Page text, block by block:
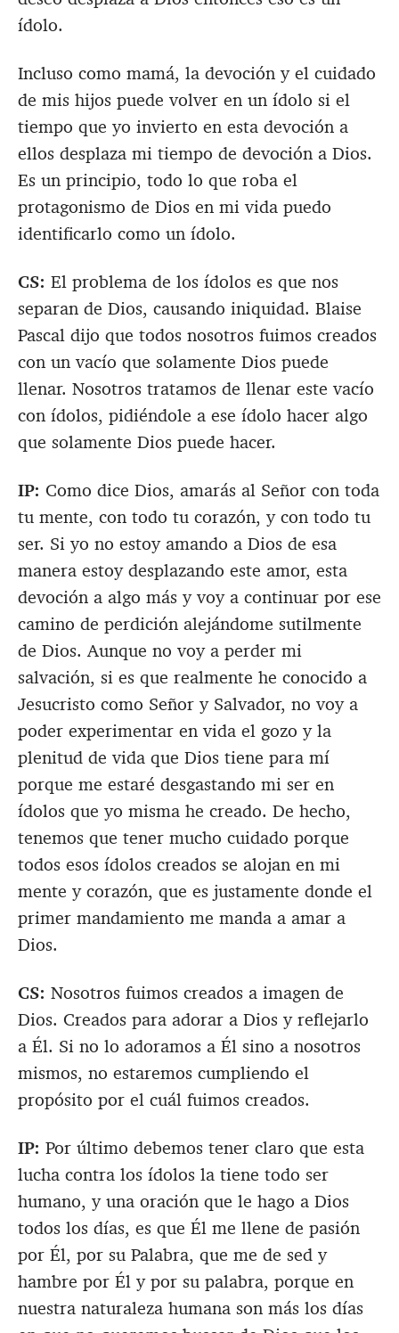
ídolo.
Incluso como mamá, la devoción y el cuidado
de mis hijos puede volver en un ídolo si el
tiempo que yo invierto en esta devoción a
ellos desplaza mi tiempo de devoción a Dios.
Es un principio, todo lo que roba el
protagonismo de Dios en mi vida puedo
identificarlo como un ídolo.
CS: El problema de los ídolos es que nos
separan de Dios, causando iniquidad. Blaise
Pascal dijo que todos nosotros fuimos creados
con un vacío que solamente Dios puede
llenar. Nosotros tratamos de llenar este vacío
con ídolos, pidiéndole a ese ídolo hacer algo
que solamente Dios puede hacer.
IP: Como dice Dios, amarás al Señor con toda
tu mente, con todo tu corazón, y con todo tu
ser. Si yo no estoy amando a Dios de esa
manera estoy desplazando este amor, esta
devoción a algo más y voy a continuar por ese
camino de perdición alejándome sutilmente
de Dios. Aunque no voy a perder mi
salvación, si es que realmente he conocido a
Jesucristo como Señor y Salvador, no voy a
poder experimentar en vida el gozo y la
plenitud de vida que Dios tiene para mí
porque me estaré desgastando mi ser en
ídolos que yo misma he creado. De hecho,
tenemos que tener mucho cuidado porque
todos esos ídolos creados se alojan en mi
mente y corazón, que es justamente donde el
primer mandamiento me manda a amar a
Dios.
CS: Nosotros fuimos creados a imagen de
Dios. Creados para adorar a Dios y reflejarlo
a Él. Si no lo adoramos a Él sino a nosotros
mismos, no estaremos cumpliendo el
propósito por el cuál fuimos creados.
IP: Por último debemos tener claro que esta
lucha contra los ídolos la tiene todo ser
humano, y una oración que le hago a Dios
todos los días, es que Él me llene de pasión
por Él, por su Palabra, que me de sed y
hambre por Él y por su palabra, porque en
nuestra naturaleza humana son más los días